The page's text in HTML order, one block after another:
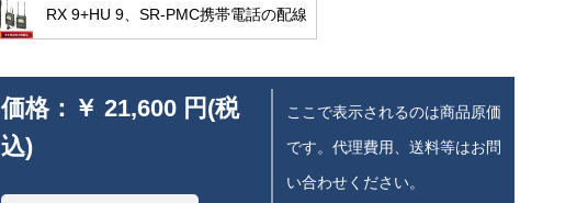
RX 9+HU 9、SR-PMC携帯電話の配線
価格： ￥ 21,600 円(税
込)
ここで表示されるのは商品原価
です。代理費用、送料等はお問
い合わせください。